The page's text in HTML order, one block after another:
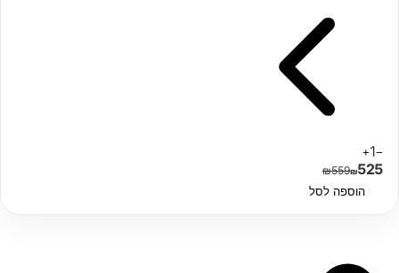
−
1
+
₪559₪525
הוספה לסל